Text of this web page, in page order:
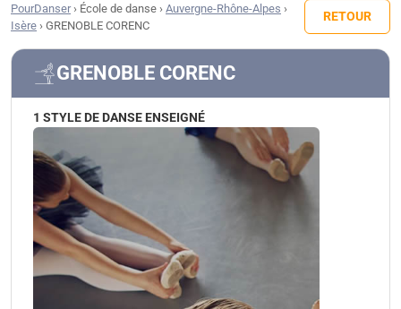
PourDanser› École de danse › Auvergne-Rhône-Alpes ›
Isère › GRENOBLE CORENC
RETOUR
GRENOBLE CORENC
1 STYLE DE DANSE ENSEIGNÉ